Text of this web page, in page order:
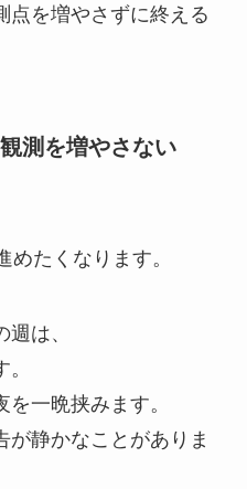
点を増やさずに終える
測を増やさない
たくなります。
は、
一晩挟みます。
が静かなことがありま